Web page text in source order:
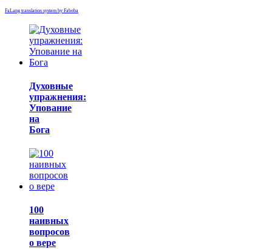
FaLang translation system by Faboba
Духовные
упражнения:
Упование
на
Бога
100
наивных
вопросов
о вере